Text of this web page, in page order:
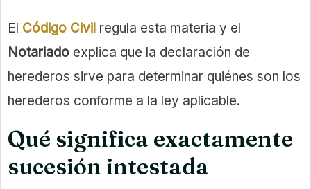
El Código Civil regula esta materia y el
Notariado explica que la declaración de
herederos sirve para determinar quiénes son los
herederos conforme a la ley aplicable.
Qué significa exactamente
sucesión intestada